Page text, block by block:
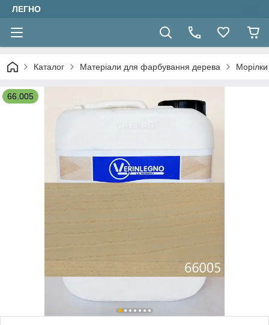
ЛЕГНО
Каталог Матеріали для фарбування дерева
66.005